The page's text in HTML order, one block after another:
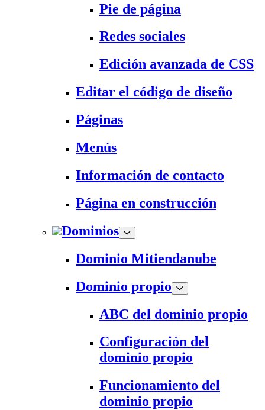
Pie de página
Redes sociales
Edición avanzada de CSS
Editar el código de diseño
Páginas
Menús
Información de contacto
Página en construcción
Dominios
Dominio Mitiendanube
Dominio propio
ABC del dominio propio
Configuración del
dominio propio
Funcionamiento del
dominio propio